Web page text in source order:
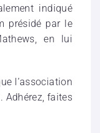
indiqué
présidé par le
en lui
l’association
Adhérez, faites